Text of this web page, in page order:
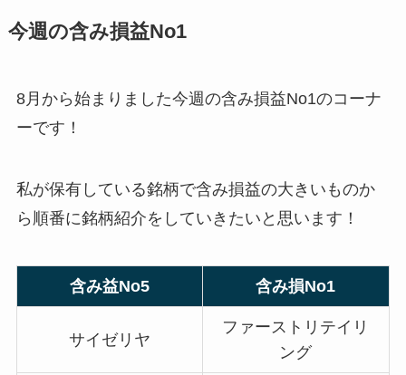
今週の含み損益No1
8月から始まりました今週の含み損益No1のコーナ
ーです！
私が保有している銘柄で含み損益の大きいものか
ら順番に銘柄紹介をしていきたいと思います！
含み益No5 含み損No1
サイゼリヤ
ファーストリテイリ
ング